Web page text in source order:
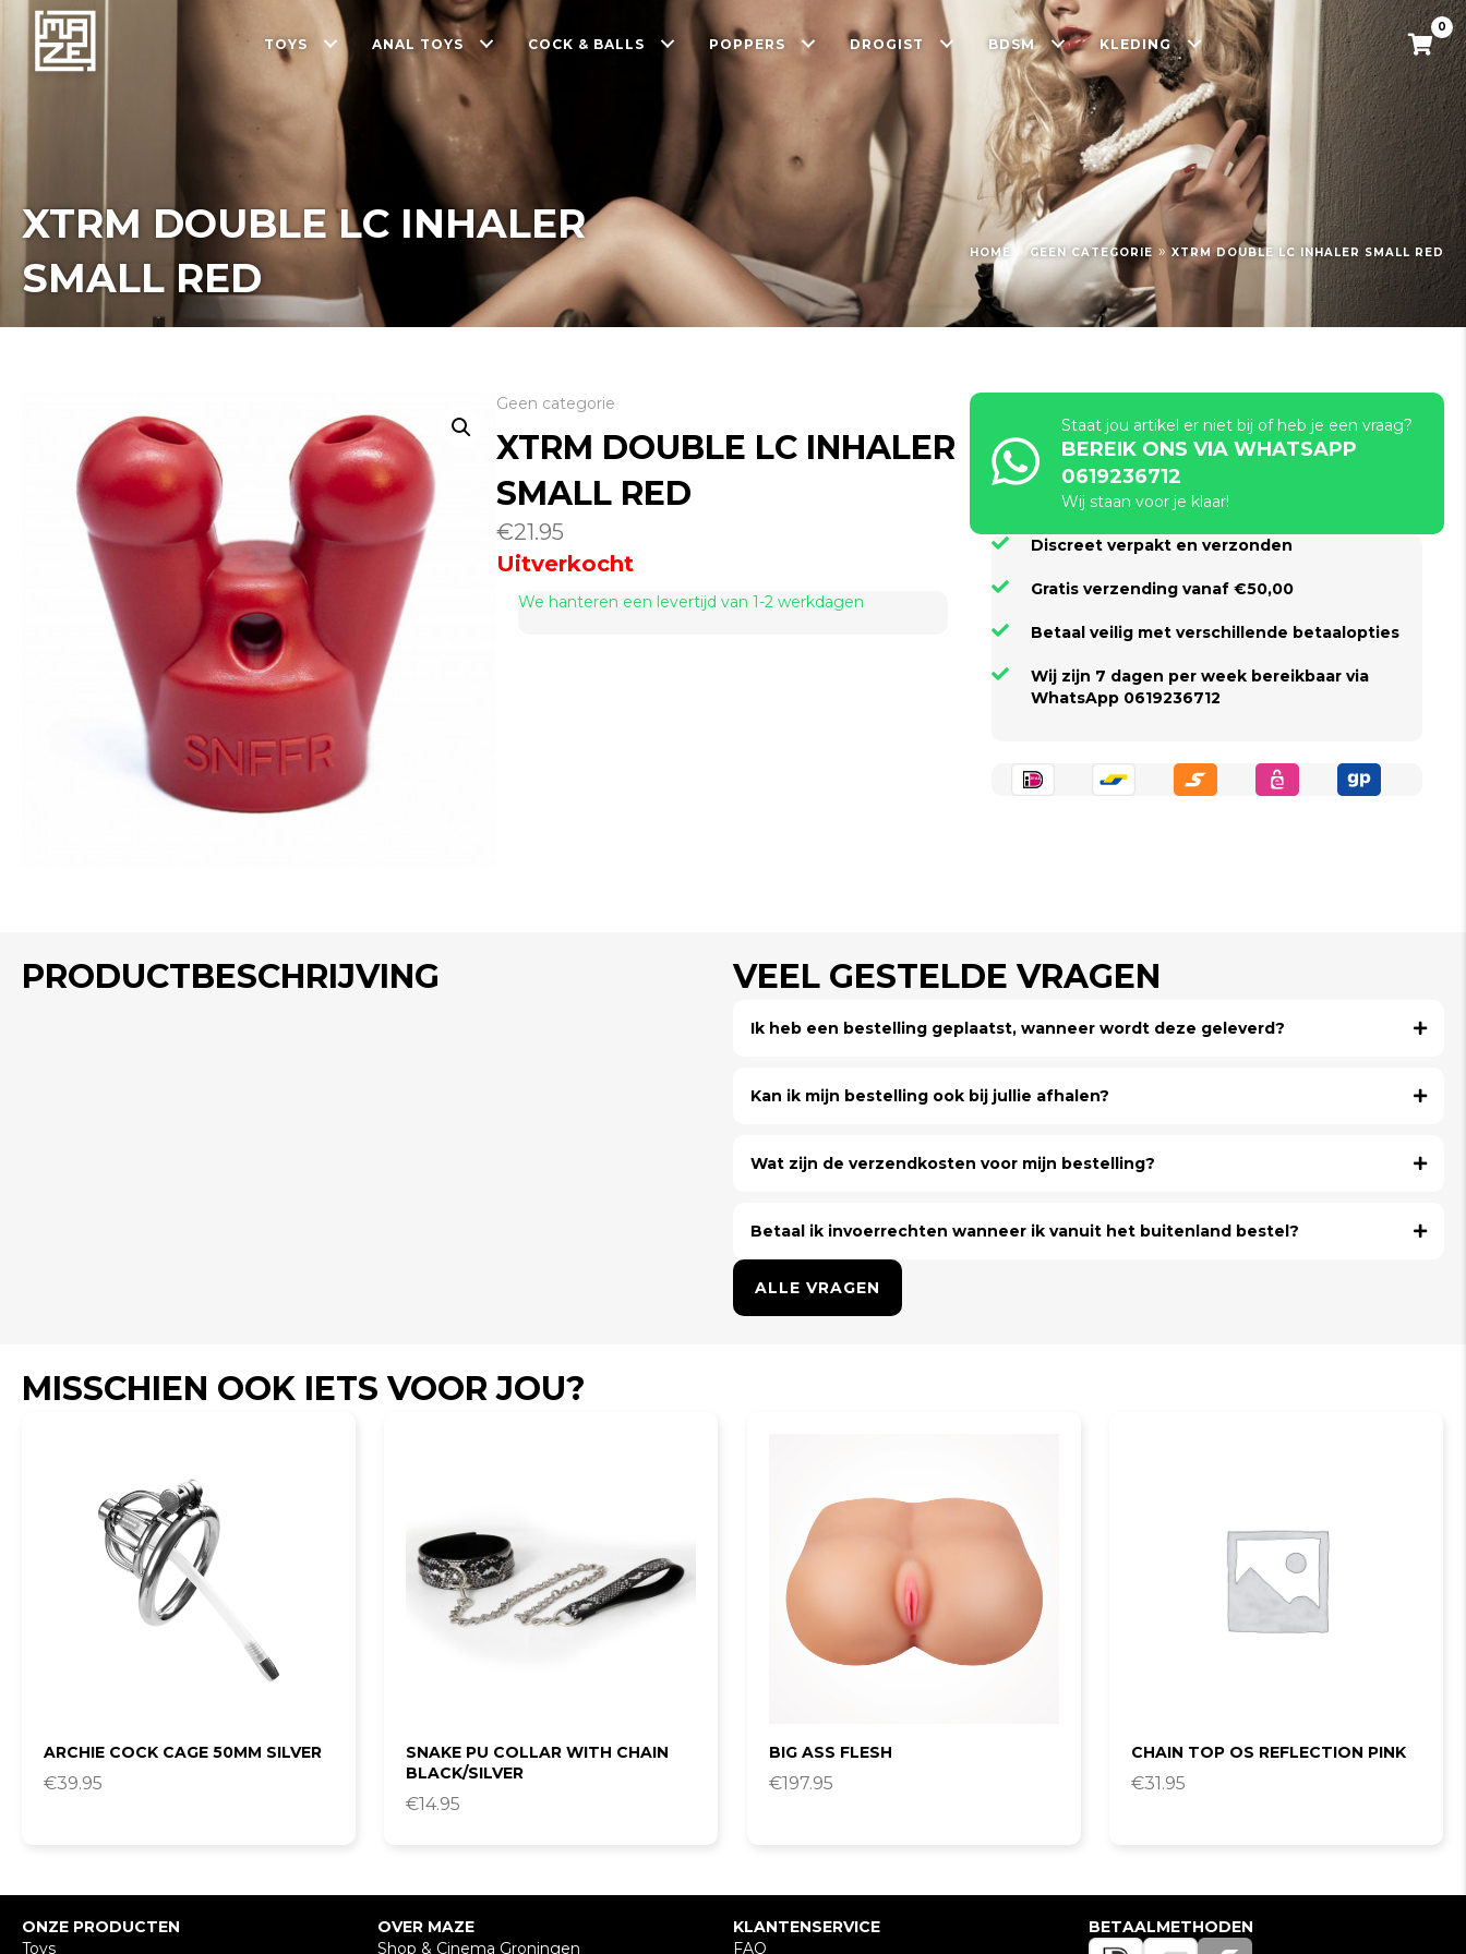
TOYS ANAL TOYS COCK & BALLS POPPERS DROGIST BDSM KLEDING
0
XTRM DOUBLE LC INHALER
SMALL RED
HOME » GEEN CATEGORIE » XTRM DOUBLE LC INHALER SMALL RED
Geen categorie
XTRM DOUBLE LC INHALER
SMALL RED
€21.95
Uitverkocht
We hanteren een levertijd van 1-2 werkdagen
Staat jou artikel er niet bij of heb je een vraag?
BEREIK ONS VIA WHATSAPP
0619236712
Wij staan voor je klaar!
Discreet verpakt en verzonden
Gratis verzending vanaf €50,00
Betaal veilig met verschillende betaalopties
Wij zijn 7 dagen per week bereikbaar via
WhatsApp 0619236712
PRODUCTBESCHRIJVING VEEL GESTELDE VRAGEN
Ik heb een bestelling geplaatst, wanneer wordt deze geleverd?
Kan ik mijn bestelling ook bij jullie afhalen?
Wat zijn de verzendkosten voor mijn bestelling?
Betaal ik invoerrechten wanneer ik vanuit het buitenland bestel?
ALLE VRAGEN
MISSCHIEN OOK IETS VOOR JOU?
ARCHIE COCK CAGE 50MM SILVER
€39.95
SNAKE PU COLLAR WITH CHAIN
BLACK/SILVER
€14.95
BIG ASS FLESH
€197.95
CHAIN TOP OS REFLECTION PINK
€31.95
ONZE PRODUCTEN
Toys
OVER MAZE
Shop & Cinema Groningen
KLANTENSERVICE
FAQ
BETAALMETHODEN